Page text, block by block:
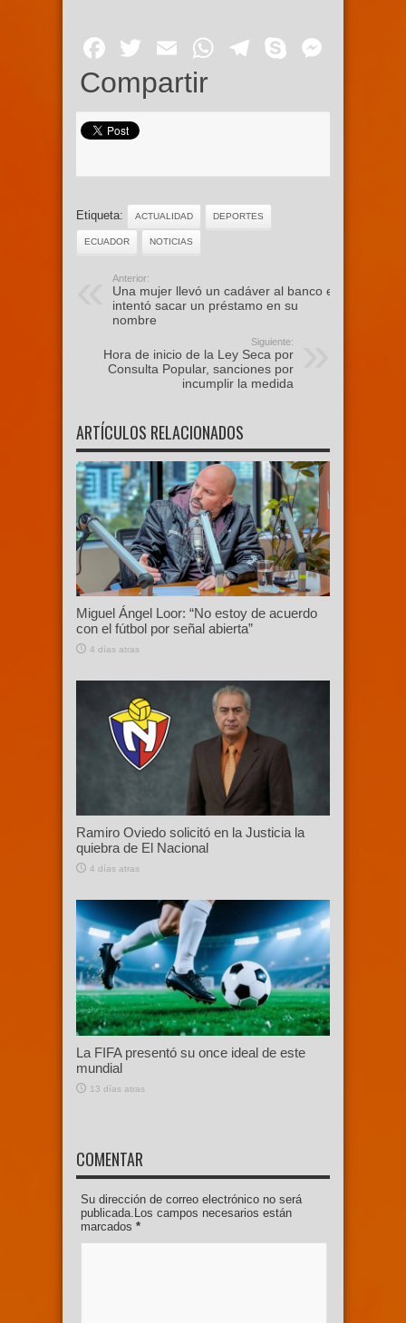
Facebook
Twitter
EmailWhatsApp
Telegram
Skype
Compartir
Etiqueta: ACTUALIDAD DEPORTES
ECUADOR NOTICIAS
Anterior:
Una mujer llevó un cadáver al banco e
intentó sacar un préstamo en su
nombre
Siguiente:
Hora de inicio de la Ley Seca por
Consulta Popular, sanciones por
incumplir la medida
ARTÍCULOS RELACIONADOS
Miguel Ángel Loor: “No estoy de acuerdo
con el fútbol por señal abierta”
4 días atras
Ramiro Oviedo solicitó en la Justicia la
quiebra de El Nacional
4 días atras
La FIFA presentó su once ideal de este
mundial
13 días atras
COMENTAR
Su dirección de correo electrónico no será
publicada.Los campos necesarios están
marcados *